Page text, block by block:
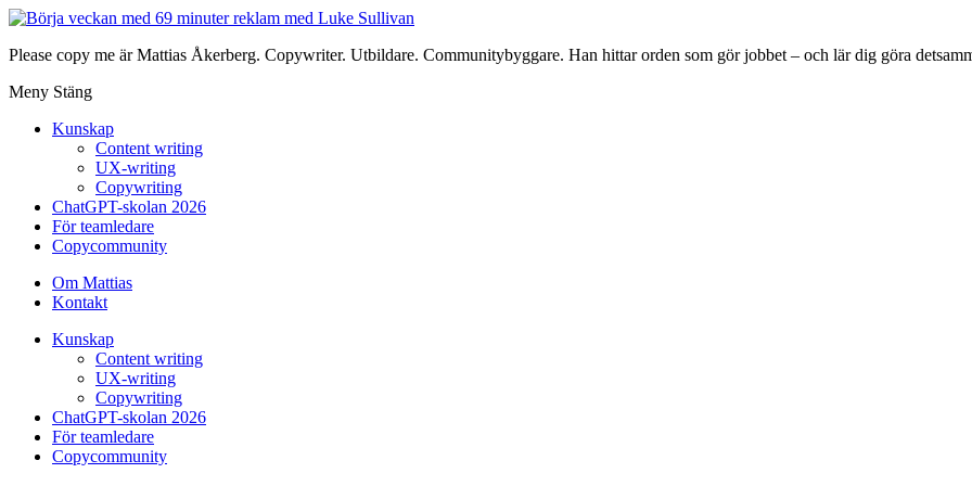
Please copy me är Mattias Åkerberg. Copywriter. Utbildare. Communitybyggare. Han hittar orden som gör jobbet – och lär dig göra
Meny Stäng
Kunskap
Content writing
UX-writing
Copywriting
ChatGPT-skolan 2026
För teamledare
Copycommunity
Om Mattias
Kontakt
Kunskap
Content writing
UX-writing
Copywriting
ChatGPT-skolan 2026
För teamledare
Copycommunity